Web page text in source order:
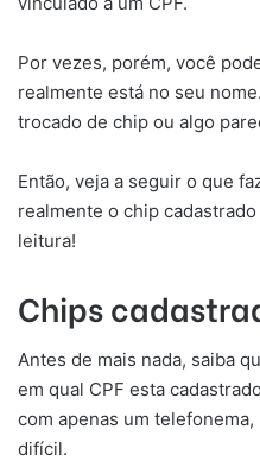
Por vezes, porém, você
realmente está no seu
trocado de chip ou algo
Então, veja a seguir o que
realmente o chip
leitura!
Chips
Antes de mais nada, saiba
em qual CPF esta
com apenas um
difícil.